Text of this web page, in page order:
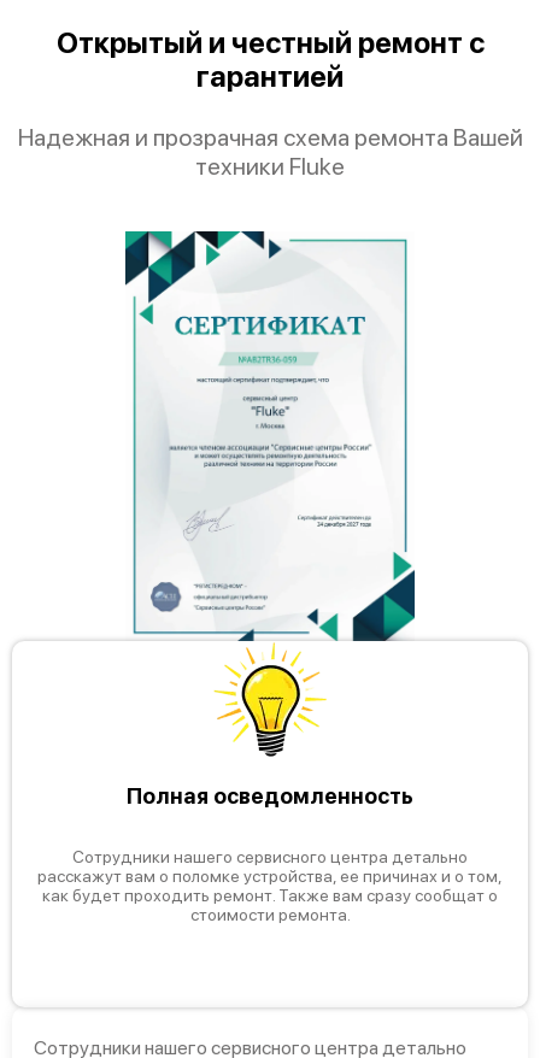
Открытый и честный ремонт с
гарантией
Надежная и прозрачная схема ремонта Вашей
техники Fluke
Полная осведомленность
Сотрудники нашего сервисного центра детально
расскажут вам о поломке устройства, ее причинах и о том,
как будет проходить ремонт. Также вам сразу сообщат о
стоимости ремонта.
Сотрудники нашего сервисного центра детально